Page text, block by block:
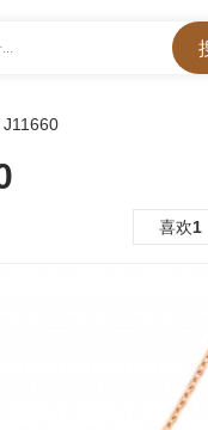
J11660
喜欢1